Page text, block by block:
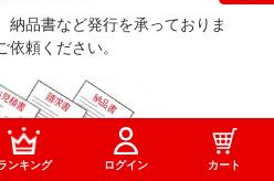
納品書など発行を承っておりま
頼ください。
ンキング ログイン カート